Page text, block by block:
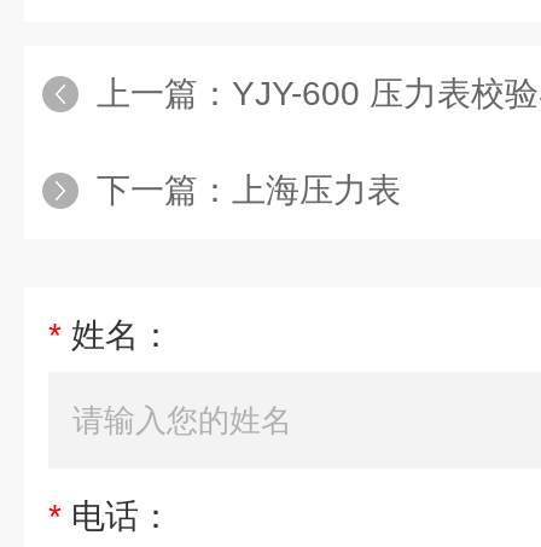
上一篇： YJY-600 压力表校验
下一篇： 上海压力表
* 姓名：
* 电话：